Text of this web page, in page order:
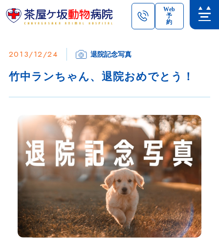
Web
予
約
2013/12/24 退院記念写真
竹中ランちゃん、退院おめでとう！